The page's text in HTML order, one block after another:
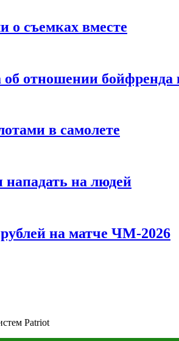
о съемках вместе
отношении бойфренда
в самолете
на людей
на матче ЧМ-2026
Patriot